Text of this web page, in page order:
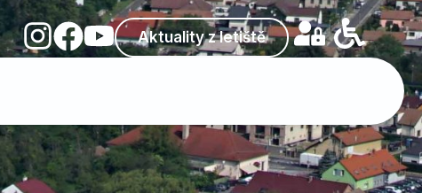
Aktuality z letiště